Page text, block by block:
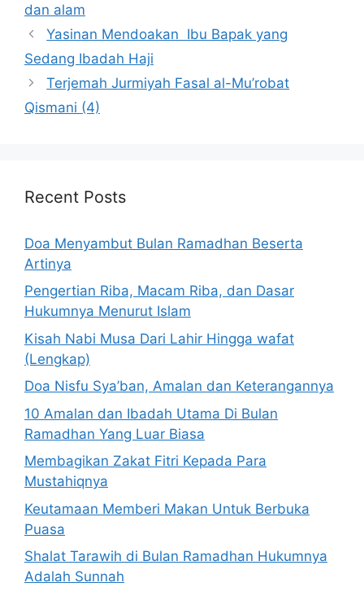
dan alam
Yasinan Mendoakan Ibu Bapak yang
Sedang Ibadah Haji
Terjemah Jurmiyah Fasal al-Mu’robat
Qismani (4)
Recent Posts
Doa Menyambut Bulan Ramadhan Beserta
Artinya
Pengertian Riba, Macam Riba, dan Dasar
Hukumnya Menurut Islam
Kisah Nabi Musa Dari Lahir Hingga wafat
(Lengkap)
Doa Nisfu Sya’ban, Amalan dan Keterangannya
10 Amalan dan Ibadah Utama Di Bulan
Ramadhan Yang Luar Biasa
Membagikan Zakat Fitri Kepada Para
Mustahiqnya
Keutamaan Memberi Makan Untuk Berbuka
Puasa
Shalat Tarawih di Bulan Ramadhan Hukumnya
Adalah Sunnah